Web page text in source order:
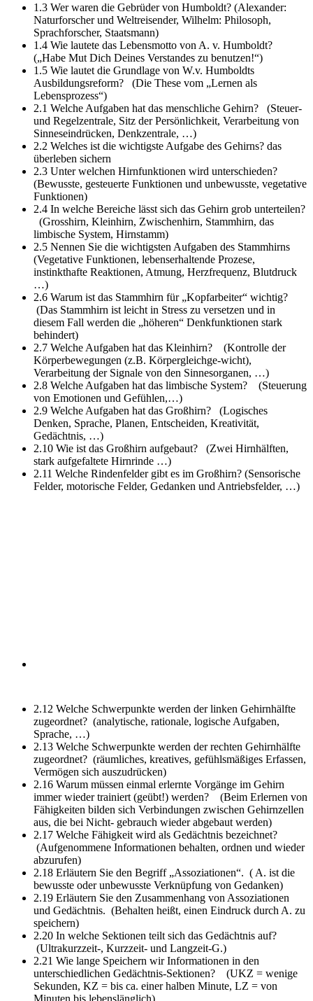
1.3 Wer waren die Gebrüder von Humboldt? (Alexander:
Naturforscher und Weltreisender, Wilhelm: Philosoph,
Sprachforscher, Staatsmann)
1.4 Wie lautete das Lebensmotto von A. v. Humboldt?
(„Habe Mut Dich Deines Verstandes zu benutzen!“)
1.5 Wie lautet die Grundlage von W.v. Humboldts
Ausbildungsreform?
(Die These vom „Lernen als
Lebensprozess“)
2.1 Welche Aufgaben hat das menschliche Gehirn?
(Steuer-
und Regelzentrale, Sitz der Persönlichkeit, Verarbeitung von
Sinneseindrücken, Denkzentrale, …)
2.2 Welches ist die wichtigste Aufgabe des Gehirns? das
überleben sichern
2.3 Unter welchen Hirnfunktionen wird unterschieden?
(Bewusste, gesteuerte Funktionen und unbewusste, vegetative
Funktionen)
2.4 In welche Bereiche lässt sich das Gehirn grob unterteilen?
(Grosshirn, Kleinhirn, Zwischenhirn, Stammhirn, das
limbische System, Hirnstamm)
2.5 Nennen Sie die wichtigsten Aufgaben des Stammhirns
(Vegetative Funktionen, lebenserhaltende Prozese,
instinkthafte Reaktionen, Atmung, Herzfrequenz, Blutdruck
…)
2.6 Warum ist das Stammhirn für „Kopfarbeiter“ wichtig?
(Das Stammhirn ist leicht in Stress zu versetzen und in
diesem Fall werden die „höheren“ Denkfunktionen stark
behindert)
2.7 Welche Aufgaben hat das Kleinhirn?
(Kontrolle der
Körperbewegungen (z.B. Körpergleichge-wicht),
Verarbeitung der Signale von den Sinnesorganen, …)
2.8 Welche Aufgaben hat das limbische System?
(Steuerung
von Emotionen und Gefühlen,…)
2.9 Welche Aufgaben hat das Großhirn?
(Logisches
Denken, Sprache, Planen, Entscheiden, Kreativität,
Gedächtnis, …)
2.10 Wie ist das Großhirn aufgebaut?
(Zwei Hirnhälften,
stark aufgefaltete Hirnrinde …)
2.11 Welche Rindenfelder gibt es im Großhirn? (Sensorische
Felder, motorische Felder, Gedanken und Antriebsfelder, …)
2.12 Welche Schwerpunkte werden der linken Gehirnhälfte
zugeordnet? (analytische, rationale, logische Aufgaben,
Sprache, …)
2.13 Welche Schwerpunkte werden der rechten Gehirnhälfte
zugeordnet? (räumliches, kreatives, gefühlsmäßiges Erfassen,
Vermögen sich auszudrücken)
2.16 Warum müssen einmal erlernte Vorgänge im Gehirn
immer wieder trainiert (geübt!) werden?
(Beim Erlernen von
Fähigkeiten bilden sich Verbindungen zwischen Gehirnzellen
aus, die bei Nicht- gebrauch wieder abgebaut werden)
2.17 Welche Fähigkeit wird als Gedächtnis bezeichnet?
(Aufgenommene Informationen behalten, ordnen und wieder
abzurufen)
2.18 Erläutern Sie den Begriff „Assoziationen“. ( A. ist die
bewusste oder unbewusste Verknüpfung von Gedanken)
2.19 Erläutern Sie den Zusammenhang von Assoziationen
und Gedächtnis. (Behalten heißt, einen Eindruck durch A. zu
speichern)
2.20 In welche Sektionen teilt sich das Gedächtnis auf?
(Ultrakurzzeit-, Kurzzeit- und Langzeit-G.)
2.21 Wie lange Speichern wir Informationen in den
unterschiedlichen Gedächtnis-Sektionen?
(UKZ = wenige
Sekunden, KZ = bis ca. einer halben Minute, LZ = von
Minuten bis lebenslänglich)